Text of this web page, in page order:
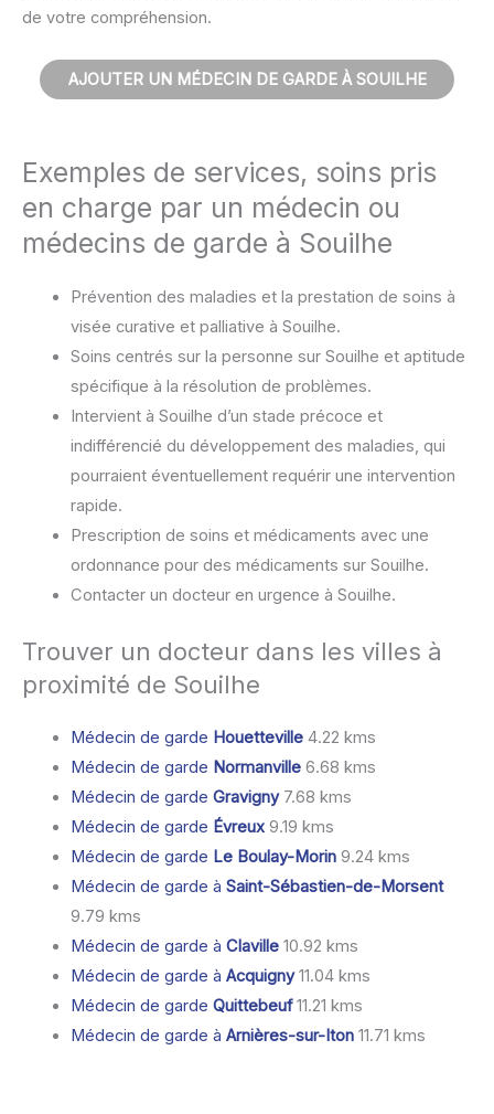
de votre compréhension.
AJOUTER UN MÉDECIN DE GARDE À SOUILHE
Exemples de services, soins pris
en charge par un médecin ou
médecins de garde à Souilhe
Prévention des maladies et la prestation de soins à
visée curative et palliative à Souilhe.
Soins centrés sur la personne sur Souilhe et aptitude
spécifique à la résolution de problèmes.
Intervient à Souilhe d’un stade précoce et
indifférencié du développement des maladies, qui
pourraient éventuellement requérir une intervention
rapide.
Prescription de soins et médicaments avec une
ordonnance pour des médicaments sur Souilhe.
Contacter un docteur en urgence à Souilhe.
Trouver un docteur dans les villes à
proximité de Souilhe
Médecin de garde Houetteville4.22 kms
Médecin de garde Normanville6.68 kms
Médecin de garde Gravigny7.68 kms
Médecin de garde Évreux9.19 kms
Médecin de garde Le Boulay-Morin9.24 kms
Médecin de garde à Saint-Sébastien-de-Morsent
9.79 kms
Médecin de garde à Claville10.92 kms
Médecin de garde à Acquigny11.04 kms
Médecin de garde Quittebeuf11.21 kms
Médecin de garde à Arnières-sur-Iton11.71 kms